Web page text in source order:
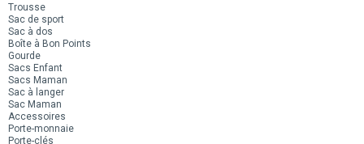
Trousse
Sac de sport
Sac à dos
Boîte à Bon Points
Gourde
Sacs Enfant
Sacs Maman
Sac à langer
Sac Maman
Accessoires
Porte-monnaie
Porte-clés